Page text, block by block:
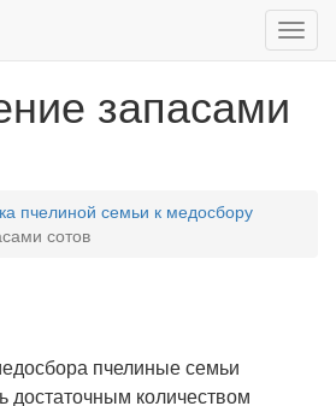
запасами
пчелиной семьи к медосбору
сотов
пчелиные семьи
достаточным количеством